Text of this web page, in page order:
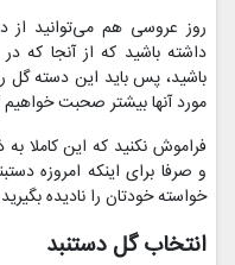
روز عروسی هم می‌توانید از
داشته باشید که از آنجا که
باشید، پس باید این دسته گل
مورد آنها بیشتر صحبت خواهیم
فراموش نکنید که این کاملا
و صرفا برای اینکه امروزه
خواسته خودتان را نادیده
انتخاب گل دستنبد